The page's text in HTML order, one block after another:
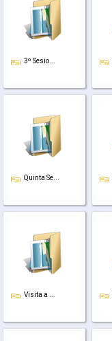
3º Sesio...
Quinta Se...
Visita a ...